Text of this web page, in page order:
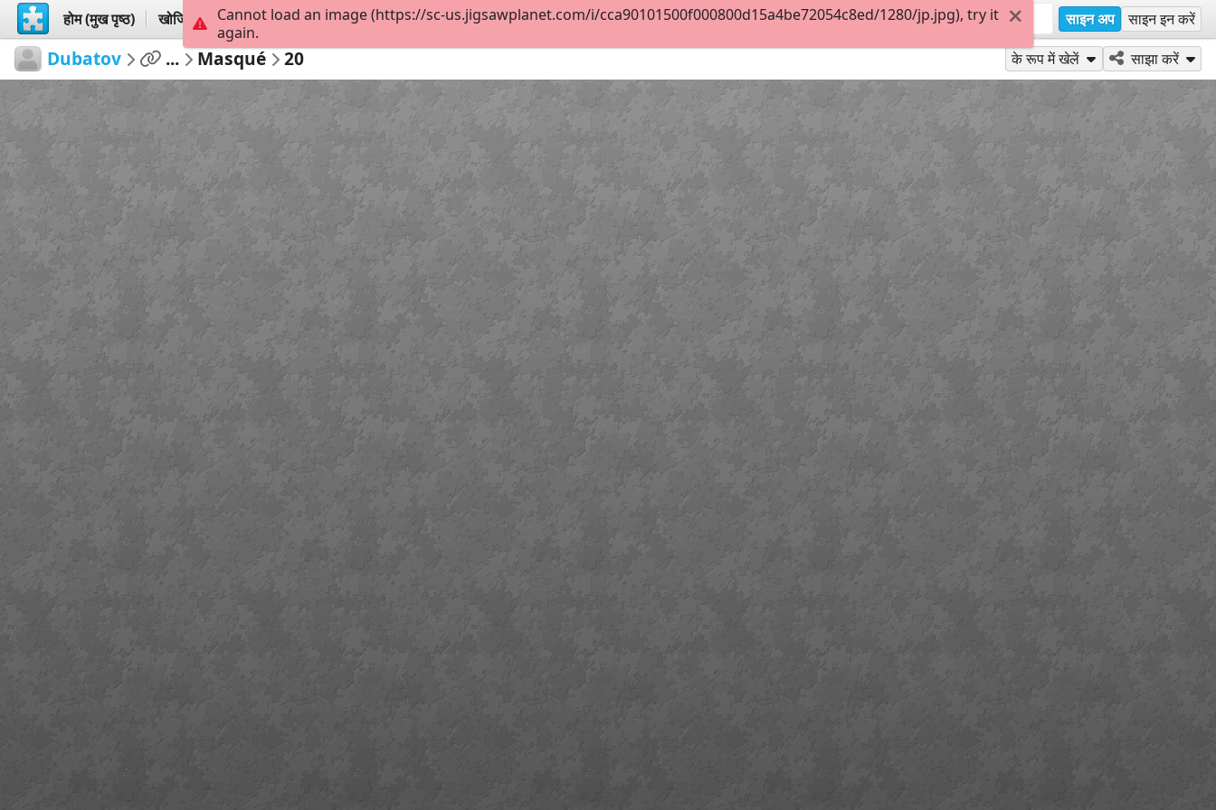
होम (मुख पृष्ठ) खोजिये बनायें साइन अप साइन इन करें
Dubatov ... Masqué 20 के रूप में खेलें साझा करें
Cannot load an image (https://sc-us.jigsawplanet.com/i/cca90101500f000800d15a4be72054c8ed/1280/jp.jpg), try it
again.